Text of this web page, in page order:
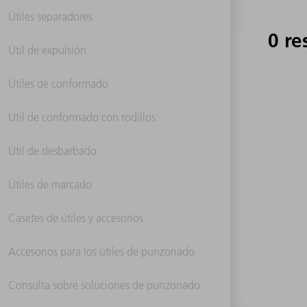
Útiles separadores
Útil de expulsión
Útiles de conformado
Útil de conformado con rodillos
Útil de desbarbado
Útiles de marcado
Casetes de útiles y accesorios
Accesorios para los útiles de punzonado
Consulta sobre soluciones de punzonado
0